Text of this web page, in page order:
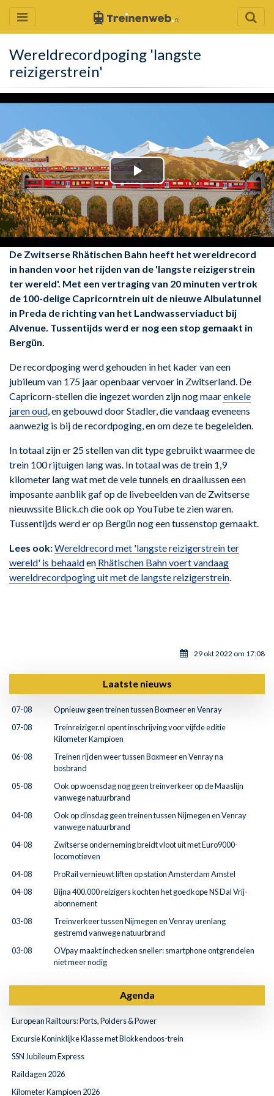
Wereldrecordpoging 'langste
reizigerstrein'
Play
Video
De Zwitserse Rhätischen Bahn heeft het wereldrecord
in handen voor het rijden van de 'langste reizigerstrein
ter wereld'. Met een vertraging van 20 minuten vertrok
de 100-delige Capricorntrein uit de nieuwe Albulatunnel
in Preda de richting van het Landwasserviaduct bij
Alvenue. Tussentijds werd er nog een stop gemaakt in
Bergün.
De recordpoging werd gehouden in het kader van een
jubileum van 175 jaar openbaar vervoer in Zwitserland. De
Capricorn-stellen die ingezet worden zijn nog maarenkele
jaren oud, en gebouwd door Stadler, die vandaag eveneens
aanwezig is bij de recordpoging, en om deze te begeleiden.
In totaal zijn er 25 stellen van dit type gebruikt waarmee de
trein 100 rijtuigen lang was. In totaal was de trein 1,9
kilometer lang wat met de vele tunnels en draailussen een
imposante aanblik gaf op de livebeelden van de Zwitserse
nieuwssite Blick.ch die ook op YouTube te zien waren.
Tussentijds werd er op Bergün nog een tussenstop gemaakt.
Lees ook:Wereldrecord met 'langste reizigerstrein ter
wereld' is behaalden Rhätischen Bahn voert vandaag
wereldrecordpoging uit met de langste reizigerstrein.
29 okt 2022 om 17:08
Laatste nieuws
07-08
Opnieuw geen treinen tussen Boxmeer en Venray
07-08
Treinreiziger.nl opent inschrijving voor vijfde editie
Kilometer Kampioen
06-08
Treinen rijden weer tussen Boxmeer en Venray na
bosbrand
05-08
Ook op woensdag nog geen treinverkeer op de Maaslijn
vanwege natuurbrand
04-08
Ook op dinsdag geen treinen tussen Nijmegen en Venray
vanwege natuurbrand
04-08
Zwitserse onderneming breidt vloot uit met Euro9000-
locomotieven
04-08
ProRail vernieuwt liften op station Amsterdam Amstel
04-08
Bijna 400.000 reizigers kochten het goedkope NS Dal Vrij-
abonnement
03-08
Treinverkeer tussen Nijmegen en Venray urenlang
gestremd vanwege natuurbrand
03-08
OVpay maakt inchecken sneller: smartphone ontgrendelen
niet meer nodig
Agenda
European Railtours: Ports, Polders & Power
Excursie Koninklijke Klasse met Blokkendoos-trein
SSN Jubileum Express
Raildagen 2026
Kilometer Kampioen 2026